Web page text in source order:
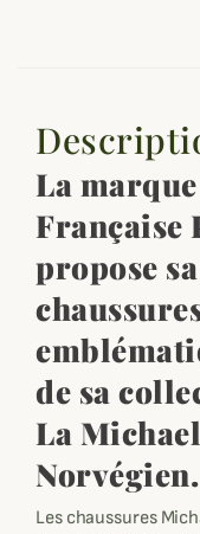
La marque
Française
propose
de sa
La
Norvégien.
Les chaussures